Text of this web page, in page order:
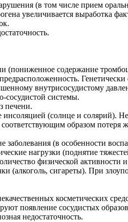
(в том числе прием
увеличивается выработка
(пониженное содержание
внутрисосудистому
сосудистой системы.
печени.
инсоляцией (солнце и солярий).
образом потеря
заболевания (в особенности
нагрузки (поднятие
физической активности
(алкоголь, сигареты). При
косметических
появление сосудистых
недостаточность.